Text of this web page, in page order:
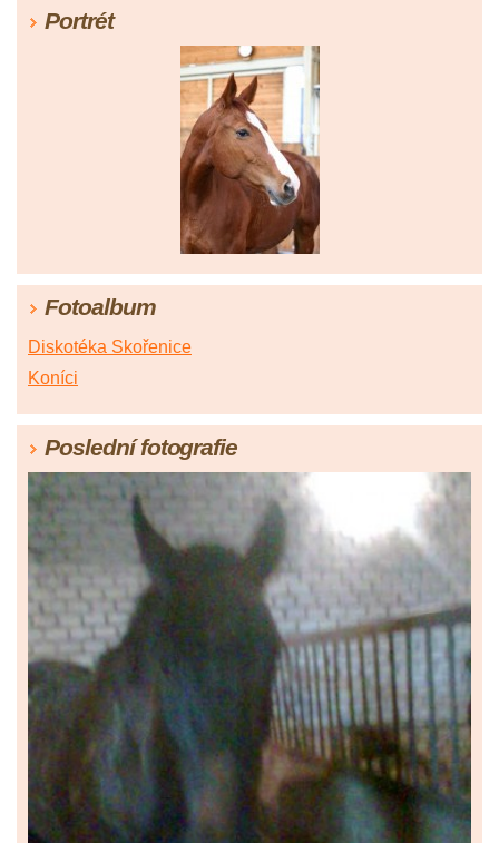
Portrét
Fotoalbum
Diskotéka Skořenice
Koníci
Poslední fotografie